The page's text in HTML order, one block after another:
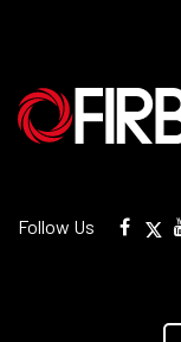
Follow Us